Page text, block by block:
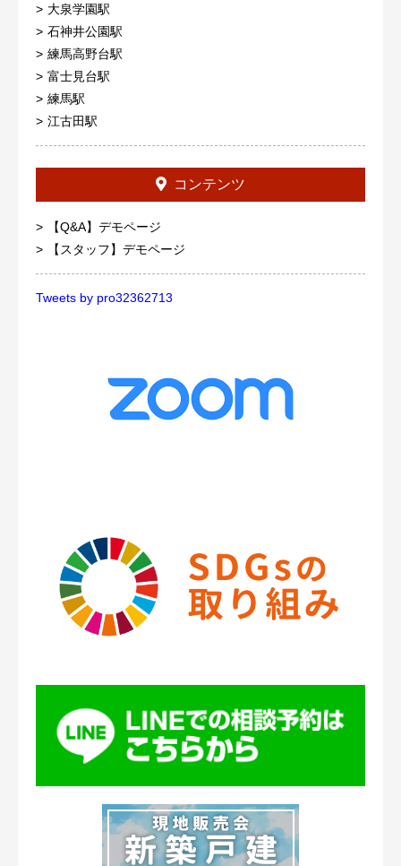
大泉学園駅
石神井公園駅
練馬高野台駅
富士見台駅
練馬駅
江古田駅
コンテンツ
【Q&A】デモページ
【スタッフ】デモページ
Tweets by pro32362713